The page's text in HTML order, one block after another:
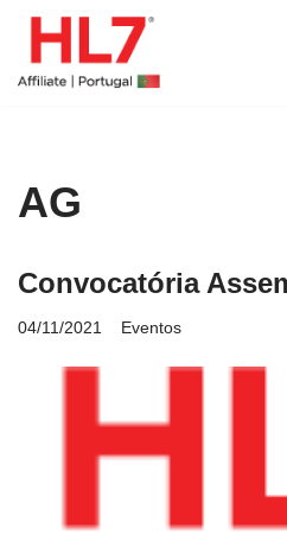
Avançar
para
AG
Convocatória
04/11/2021 Eventos